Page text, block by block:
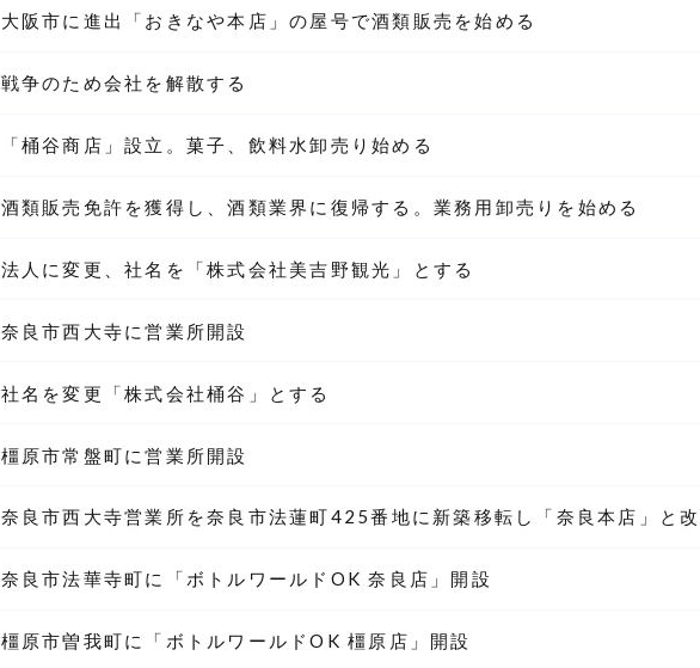
大阪市に進出「おきなや本店」の屋号で酒類販売を始める
戦争のため会社を解散する
「桶谷商店」設立。菓子、飲料水卸売り始める
酒類販売免許を獲得し、酒類業界に復帰する。業務用卸売りを始める
法人に変更、社名を「株式会社美吉野観光」とする
奈良市西大寺に営業所開設
社名を変更「株式会社桶谷」とする
橿原市常盤町に営業所開設
奈良市西大寺営業所を奈良市法蓮町425番地に新築移転し「奈良本店」と
奈良市法華寺町に「ボトルワールドOK 奈良店」開設
橿原市曽我町に「ボトルワールドOK 橿原店」開設